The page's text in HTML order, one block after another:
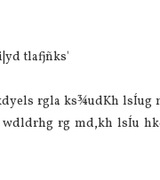
tlafjñks'
rgla ks¾udKh lsÍug
rg md,kh lsÍu